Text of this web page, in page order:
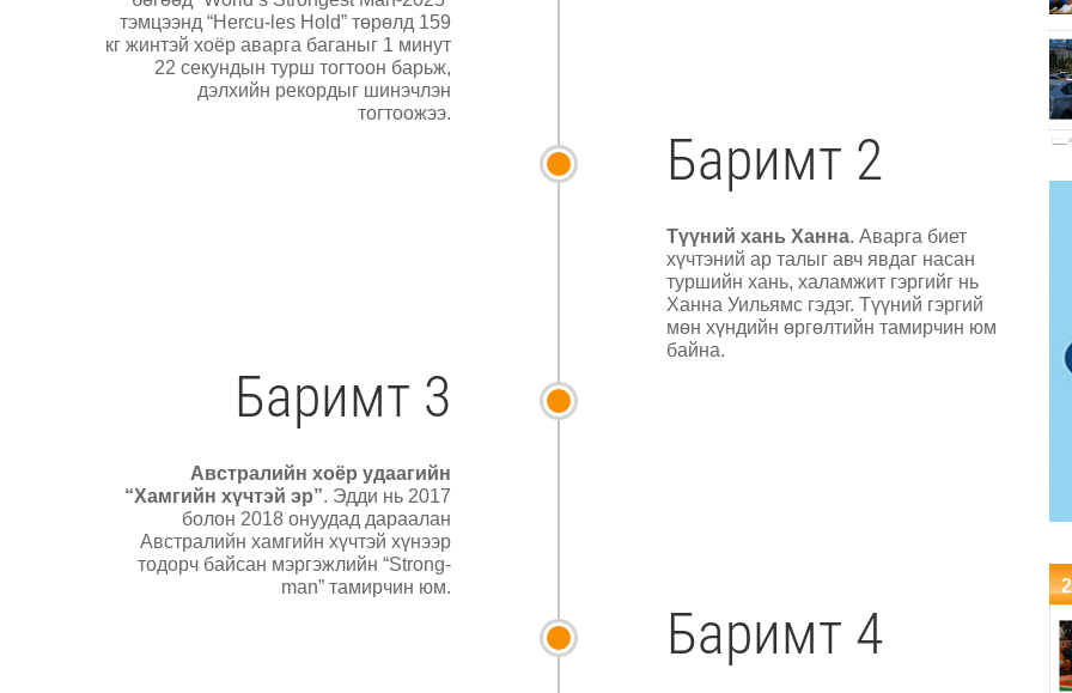
тэмцээнд “Hercu-les Hold” төрөлд 159
кг жинтэй хоёр аварга баганыг 1 минут
22 секундын турш тогтоон барьж,
дэлхийн рекордыг шинэчлэн
тогтоожээ.
Баримт 2
Түүний хань Ханна. Аварга биет
хүчтэний ар талыг авч явдаг насан
туршийн хань, халамжит гэргийг нь
Ханна Уильямс гэдэг. Түүний гэргий
мөн хүндийн өргөлтийн тамирчин юм
байна.
Баримт 3
Австралийн хоёр удаагийн
“Хамгийн хүчтэй эр”. Эдди нь 2017
болон 2018 онуудад дараалан
Австралийн хамгийн хүчтэй хүнээр
тодорч байсан мэргэжлийн “Strong-
man” тамирчин юм.
Баримт 4